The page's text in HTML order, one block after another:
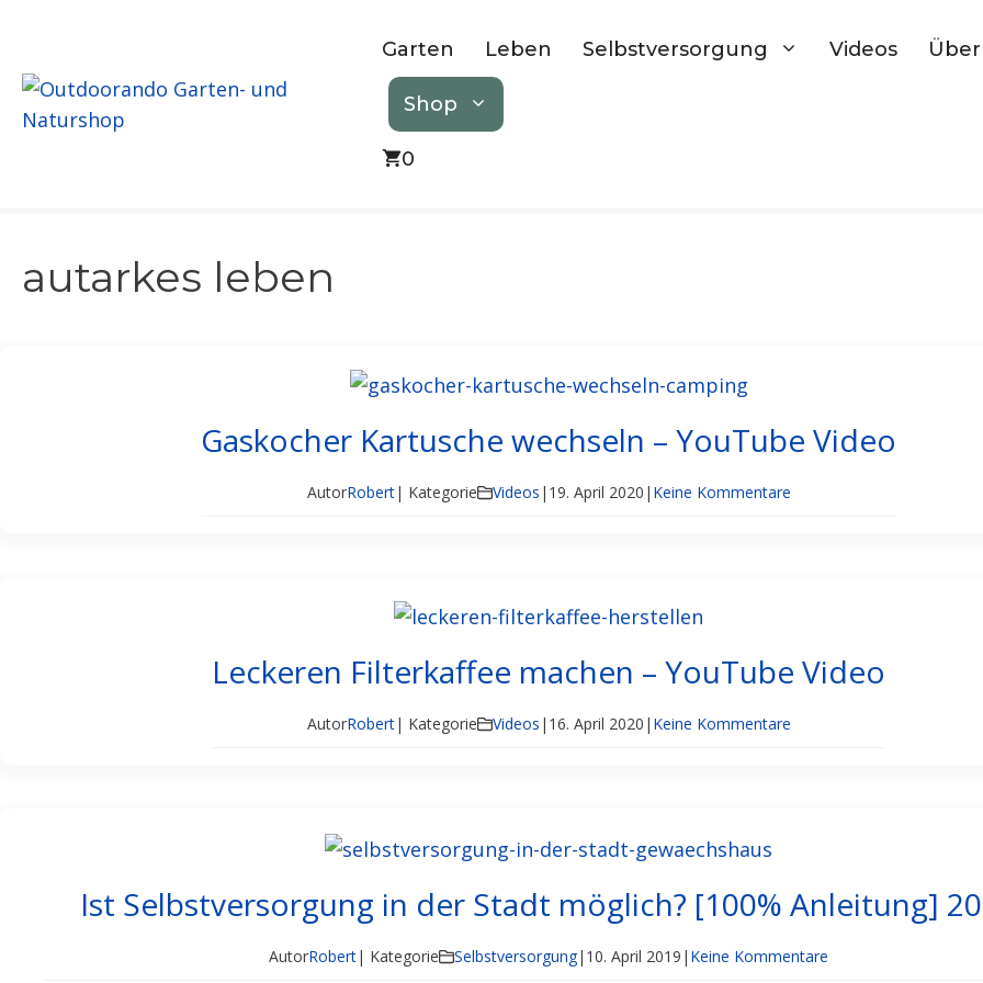
springen
Garten Leben Selbstversorgung Videos
Shop
0
autarkes leben
Gaskocher Kartusche wechseln – YouTube Video
AutorRobert| Kategorie Videos | 19. April 2020 | Keine Kommentare
Leckeren Filterkaffee machen – YouTube Video
AutorRobert| Kategorie Videos | 16. April 2020 | Keine Kommentare
Ist Selbstversorgung in der Stadt möglich? [100% Anleitung]
AutorRobert| Kategorie Selbstversorgung| 10. April 2019 | Keine Kommentare